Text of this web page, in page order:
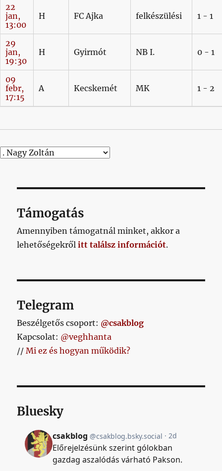
22
jan,
13:00
H FC Ajka felkészülési 1 - 1
29
jan,
19:30
H Gyirmót NB I. 0 - 1
09
febr,
17:15
A Kecskemét MK 1 - 2
Támogatás
Amennyiben támogatnál minket, akkor a
lehetőségekrőlitt találsz információt.
Telegram
Beszélgetős csoport: @csakblog
Kapcsolat: @veghhanta
//Mi ez és hogyan működik?
Bluesky